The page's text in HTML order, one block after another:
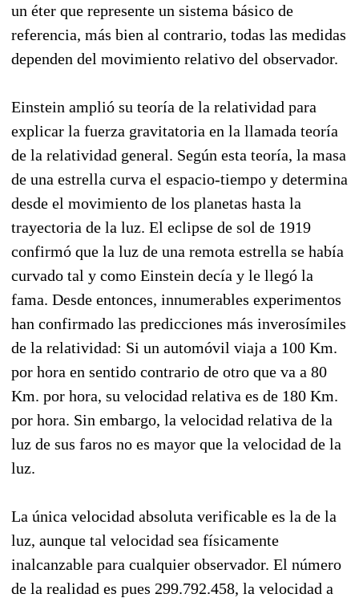
un éter que represente un sistema básico de
referencia, más bien al contrario, todas las medidas
dependen del movimiento relativo del observador.
Einstein amplió su teoría de la relatividad para
explicar la fuerza gravitatoria en la llamada teoría
de la relatividad general. Según esta teoría, la masa
de una estrella curva el espacio-tiempo y determina
desde el movimiento de los planetas hasta la
trayectoria de la luz. El eclipse de sol de 1919
confirmó que la luz de una remota estrella se había
curvado tal y como Einstein decía y le llegó la
fama. Desde entonces, innumerables experimentos
han confirmado las predicciones más inverosímiles
de la relatividad: Si un automóvil viaja a 100 Km.
por hora en sentido contrario de otro que va a 80
Km. por hora, su velocidad relativa es de 180 Km.
por hora. Sin embargo, la velocidad relativa de la
luz de sus faros no es mayor que la velocidad de la
luz.
La única velocidad absoluta verificable es la de la
luz, aunque tal velocidad sea físicamente
inalcanzable para cualquier observador. El número
de la realidad es pues 299.792.458, la velocidad a